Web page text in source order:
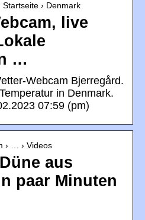
› Denmark
live
…
Webcam Bjerregård.
in Denmark.
07:59 (pm)
› … › Videos
aus
paar Minuten